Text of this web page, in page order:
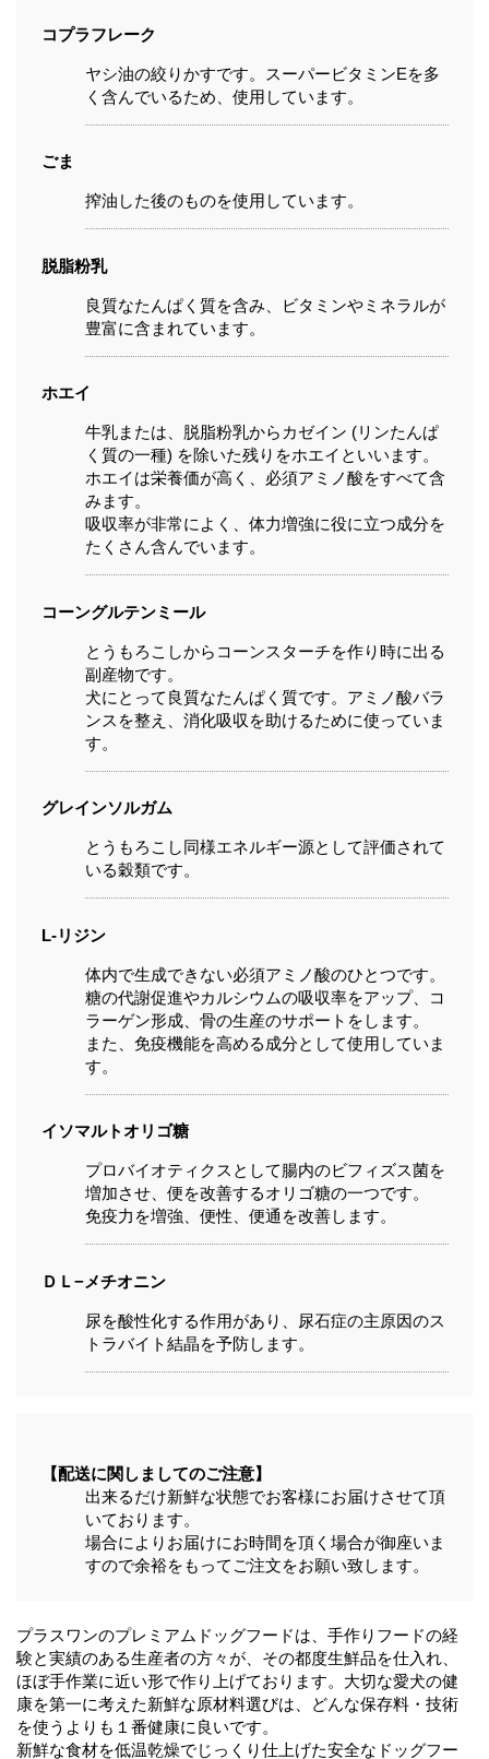
コプラフレーク
ヤシ油の絞りかすです。スーパービタミンEを多
く含んでいるため、使用しています。
ごま
搾油した後のものを使用しています。
脱脂粉乳
良質なたんぱく質を含み、ビタミンやミネラルが
豊富に含まれています。
ホエイ
牛乳または、脱脂粉乳からカゼイン (リンたんぱ
く質の一種) を除いた残りをホエイといいます。
ホエイは栄養価が高く、必須アミノ酸をすべて含
みます。
吸収率が非常によく、体力増強に役に立つ成分を
たくさん含んでいます。
コーングルテンミール
とうもろこしからコーンスターチを作り時に出る
副産物です。
犬にとって良質なたんぱく質です。アミノ酸バラ
ンスを整え、消化吸収を助けるために使っていま
す。
グレインソルガム
とうもろこし同様エネルギー源として評価されて
いる穀類です。
L-リジン
体内で生成できない必須アミノ酸のひとつです。
糖の代謝促進やカルシウムの吸収率をアップ、コ
ラーゲン形成、骨の生産のサポートをします。
また、免疫機能を高める成分として使用していま
す。
イソマルトオリゴ糖
プロバイオティクスとして腸内のビフィズス菌を
増加させ、便を改善するオリゴ糖の一つです。
免疫力を増強、便性、便通を改善します。
ＤＬ−メチオニン
尿を酸性化する作用があり、尿石症の主原因のス
トラバイト結晶を予防します。
【配送に関しましてのご注意】
出来るだけ新鮮な状態でお客様にお届けさせて頂
いております。
場合によりお届けにお時間を頂く場合が御座いま
すので余裕をもってご注文をお願い致します。
プラスワンのプレミアムドッグフードは、手作りフードの経
験と実績のある生産者の方々が、その都度生鮮品を仕入れ、
ほぼ手作業に近い形で作り上げております。大切な愛犬の健
康を第一に考えた新鮮な原材料選びは、どんな保存料・技術
を使うよりも１番健康に良いです。
新鮮な食材を低温乾燥でじっくり仕上げた安全なドッグフー